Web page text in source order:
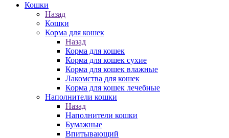
Кошки
Назад
Кошки
Корма для кошек
Назад
Корма для кошек
Корма для кошек сухие
Корма для кошек влажные
Лакомства для кошек
Корма для кошек лечебные
Наполнители кошки
Назад
Наполнители кошки
Бумажные
Впитывающий